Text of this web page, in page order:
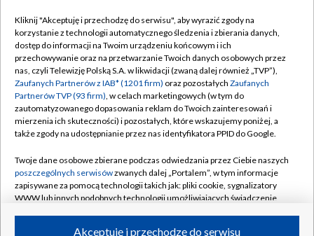
TVP
Abonament TVP
Emisja w TVP
Centrum informacji TVP
Naziemna Telewizja Cyfrowa
Rada Programowa
System NOS
Informacje o nadawcy
Regulamin TVP
Polityka prywatności
Moje zgody
Pomoc
Kontakt
Kanały
Kliknij "Akceptuję i przechodzę do serwisu", aby wyrazić zgody na
korzystanie z technologii automatycznego śledzenia i zbierania danych,
dostęp do informacji na Twoim urządzeniu końcowym i ich
przechowywanie oraz na przetwarzanie Twoich danych osobowych przez
nas, czyli Telewizję Polską S.A. w likwidacji (zwaną dalej również „TVP”),
Zaufanych Partnerów z IAB* (1201 firm) oraz pozostałych Zaufanych
Partnerów TVP (93 firm), w celach marketingowych (w tym do
zautomatyzowanego dopasowania reklam do Twoich zainteresowań i
mierzenia ich skuteczności) i pozostałych, które wskazujemy poniżej, a
także zgody na udostępnianie przez nas identyfikatora PPID do Google.
Twoje dane osobowe zbierane podczas odwiedzania przez Ciebie naszych
poszczególnych serwisówzwanych dalej „Portalem”, w tym informacje
zapisywane za pomocą technologii takich jak: pliki cookie, sygnalizatory
WWW lub innych podobnych technologii umożliwiających świadczenie
Akceptuję i przechodzę do serwisu